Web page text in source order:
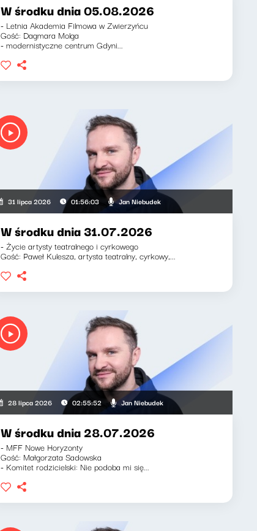
W środku dnia 05.08.2026
- Letnia Akademia Filmowa w Zwierzyńcu
Gość: Dagmara Molga
- modernistyczne centrum Gdyni...
31 lipca 2026 01:56:03 Jan Niebudek
W środku dnia 31.07.2026
- Życie artysty teatralnego i cyrkowego
Gość: Paweł Kulesza, artysta teatralny, cyrkowy,...
28 lipca 2026 02:55:52 Jan Niebudek
W środku dnia 28.07.2026
- MFF Nowe Horyzonty
Gość: Małgorzata Sadowska
- Komitet rodzicielski: Nie podoba mi się...